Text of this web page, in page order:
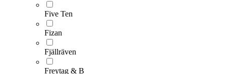
Five Ten
Fizan
Fjällräven
Freytag & B